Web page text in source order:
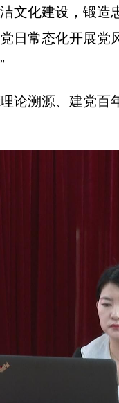
化建设，锻造
日常态化开展
论溯源、建党